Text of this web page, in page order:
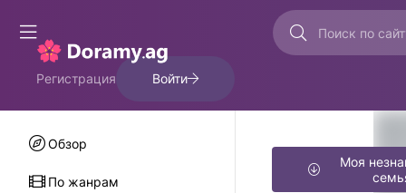
Регистрация Войти
Моя
Обзор
По жанрам